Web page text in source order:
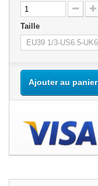
Taille
Ajouter au panier